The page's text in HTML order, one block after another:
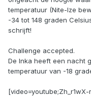
temperatuur (Nite-Ize
-34 tot 148 graden
schrijft!
Challenge accepted.
De Inka heeft een nacht
temperatuur van -18
[video=youtube;Zh_r1wX-